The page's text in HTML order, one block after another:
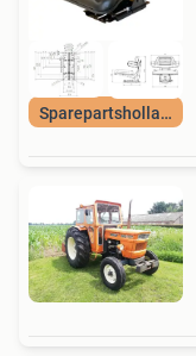
Sparepartsholland